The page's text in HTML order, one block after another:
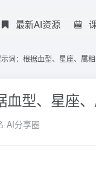
最新AI资源
词：根据血型、星座、属
血型、星座
AI分享圈